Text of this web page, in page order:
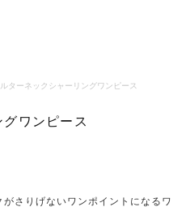
ターネックシャーリングワンピース
ワンピース
さりげないワンポイントになるワ